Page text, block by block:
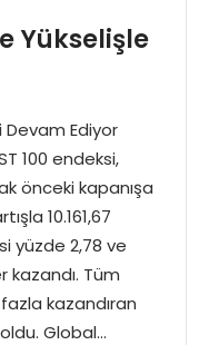
Yükselişle
Devam Ediyor
100 endeksi,
önceki kapanışa
10.161,67
yüzde 2,78 ve
Tüm
kazandıran
Global…